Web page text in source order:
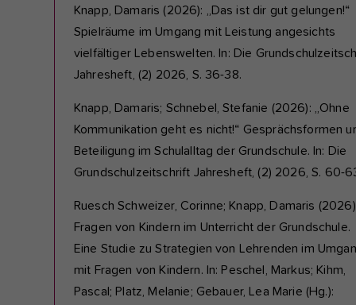
Knapp, Damaris (2026): „Das ist dir gut gelungen!“
Spielräume im Umgang mit Leistung angesichts
vielfältiger Lebenswelten. In: Die
Jahresheft, (2) 2026, S. 36-38.
Knapp, Damaris; Schnebel, Stefanie (2026): „Ohne
Kommunikation geht es nicht!“ Gesprächsformen
Beteiligung im Schulalltag der Grundschule. In: Die
Grundschulzeitschrift Jahresheft, (2) 2026, S. 60-
Ruesch Schweizer, Corinne; Knapp, Damaris
Fragen von Kindern im Unterricht der Grundschule.
Eine Studie zu Strategien von Lehrenden im
mit Fragen von Kindern. In: Peschel, Markus; Kihm,
Pascal; Platz, Melanie; Gebauer, Lea Marie (Hg.):